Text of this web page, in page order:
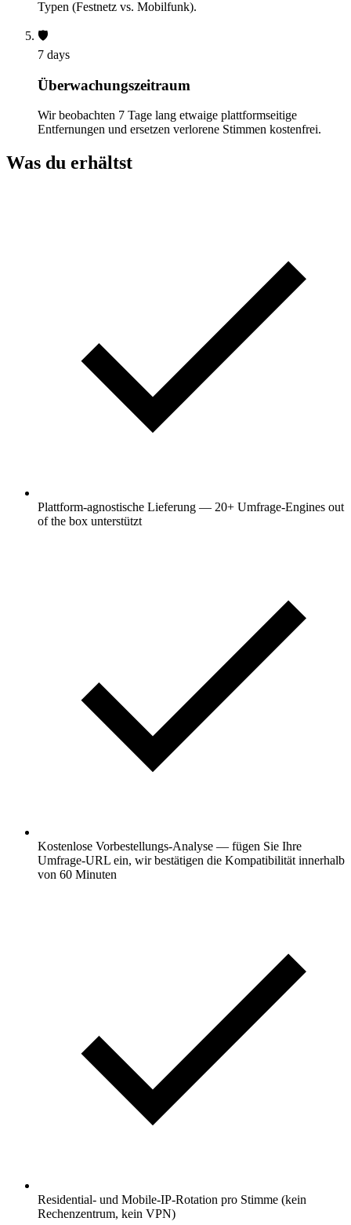
Typen (Festnetz vs. Mobilfunk).
🛡️
7 days
Überwachungszeitraum
Wir beobachten 7 Tage lang etwaige plattformseitige
Entfernungen und ersetzen verlorene Stimmen kostenfrei.
Was du erhältst
Plattform-agnostische Lieferung — 20+ Umfrage-Engines out
of the box unterstützt
Kostenlose Vorbestellungs-Analyse — fügen Sie Ihre
Umfrage-URL ein, wir bestätigen die Kompatibilität innerhalb
von 60 Minuten
Residential- und Mobile-IP-Rotation pro Stimme (kein
Rechenzentrum, kein VPN)